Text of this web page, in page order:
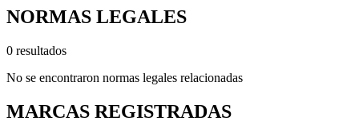
NORMAS LEGALES
0 resultados
No se encontraron normas legales relacionadas
MARCAS REGISTRADAS